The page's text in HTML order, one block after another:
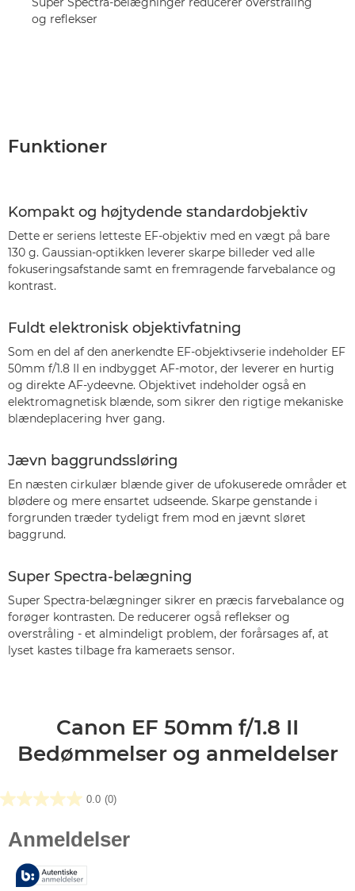
og reflekser
Funktioner
Kompakt og højtydende standardobjektiv
Dette er seriens letteste EF-objektiv med en vægt på bare
130 g. Gaussian-optikken leverer skarpe billeder ved alle
fokuseringsafstande samt en fremragende farvebalance og
kontrast.
Fuldt elektronisk objektivfatning
Som en del af den anerkendte EF-objektivserie indeholder EF
50mm f/1.8 II en indbygget AF-motor, der leverer en hurtig
og direkte AF-ydeevne. Objektivet indeholder også en
elektromagnetisk blænde, som sikrer den rigtige mekaniske
blændeplacering hver gang.
Jævn baggrundssløring
En næsten cirkulær blænde giver de ufokuserede områder et
blødere og mere ensartet udseende. Skarpe genstande i
forgrunden træder tydeligt frem mod en jævnt sløret
baggrund.
Super Spectra-belægning
Super Spectra-belægninger sikrer en præcis farvebalance og
forøger kontrasten. De reducerer også reflekser og
overstråling - et almindeligt problem, der forårsages af, at
lyset kastes tilbage fra kameraets sensor.
Canon EF 50mm f/1.8 II
Bedømmelser og anmeldelser
0.0 (0)
0.0
stjerner.